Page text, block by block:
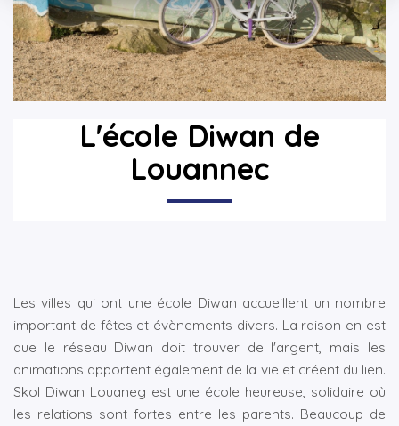
▼
▼
L'école Diwan de
Louannec
Les villes qui ont une école Diwan accueillent un nombre
important de fêtes et évènements divers. La raison en est
que le réseau Diwan doit trouver de l'argent, mais les
animations apportent également de la vie et créent du lien.
Skol Diwan Louaneg est une école heureuse, solidaire où
les relations sont fortes entre les parents. Beaucoup de